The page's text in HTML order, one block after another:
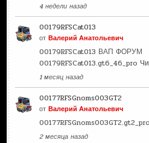
4 недели назад
00179RFSCat013
отВалерий Анатольевич
00179RFSCat013 ВАП ФОРУМ
00179RFSCat013.gt6_46_pro
1 месяц назад
00177RFSGnoms003GT2
отВалерий Анатольевич
00177RFSGnoms003GT2.gt2_pro
2 месяца назад